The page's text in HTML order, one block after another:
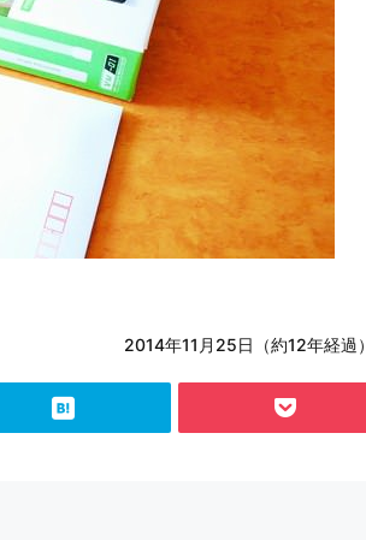
2014年11月25日（約12年経過）